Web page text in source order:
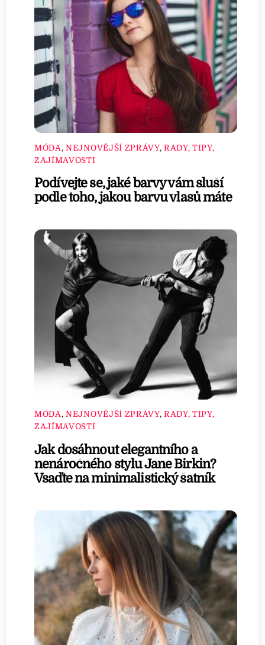
MÓDA ,NEJNOVĚJŠÍ ZPRÁVY, RADY, TIPY,
ZAJÍMAVOSTI
Podívejte se, jaké barvy vám sluší
podle toho, jakou barvu vlasů máte
MÓDA,NEJNOVĚJŠÍ ZPRÁVY, RADY, TIPY,
ZAJÍMAVOSTI
Jak dosáhnout elegantního a
nenáročného stylu Jane Birkin?
Vsaďte na minimalistický šatník